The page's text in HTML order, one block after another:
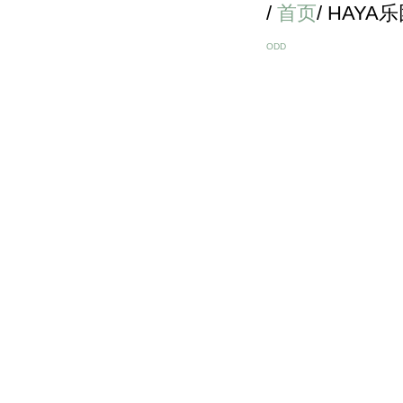
/ 首页/ HAYA乐
ODD